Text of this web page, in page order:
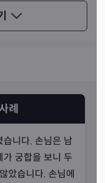
심에 집중한다는 선
.
례
니다. 손님은 남
궁합을 보니 두
았습니다. 손님에